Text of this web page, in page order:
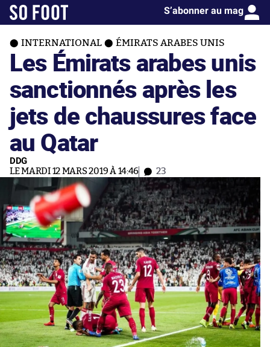
S’abonner au mag
INTERNATIONAL ÉMIRATS ARABES UNIS
Les Émirats arabes unis
sanctionnés après les
jets de chaussures face
au Qatar
DDG
LE MARDI 12 MARS 2019 À 14:46 23